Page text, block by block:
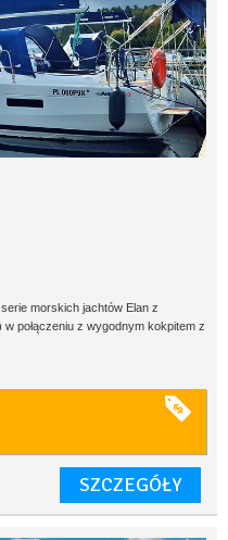
morskich jachtów Elan z
połączeniu z wygodnym kokpitem z
SZCZEGÓŁY